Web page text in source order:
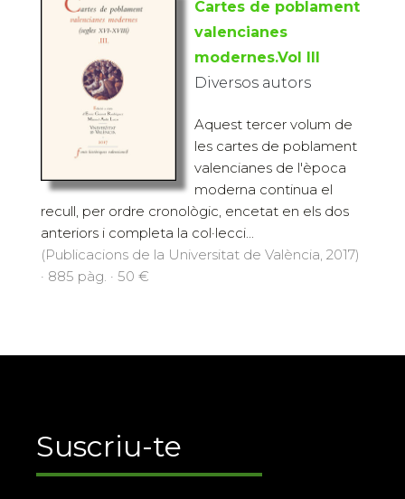
Cartes de poblament
valencianes
modernes.Vol III
Diversos autors
Aquest tercer volum de
les cartes de poblament
valencianes de l'època
moderna continua el
recull, per ordre cronològic, encetat en els dos
anteriors i completa la col·lecci...
(Publicacions de la Universitat de València, 2017)
· 885 pàg. · 50 €
Suscriu-te